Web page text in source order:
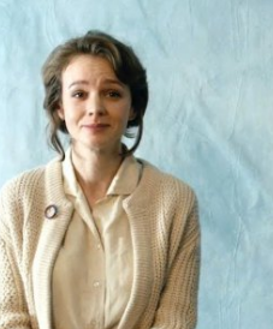
Otros artículos
Entrevista a María
película que
POR PAZ VARALES 10 ABRIL, 2024
DESTACADO